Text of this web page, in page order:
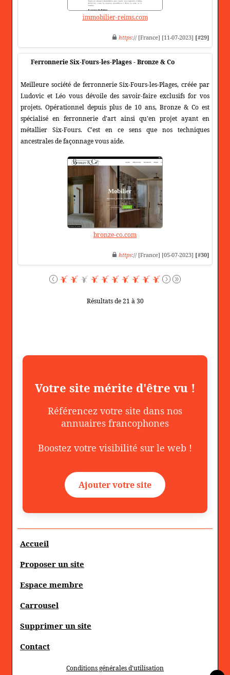
immobilier-reims.com
https:// [France] [11-07-2023] [#29]
Ferronnerie Six-Fours-les-Plages - Bronze & Co
Meilleure société de ferronnerie Six-Fours-les-Plages, créée par
Ludovic et Léo vous dévoile des savoir-faire exclusifs for vos
projets. Opérationnel depuis plus de 10 ans, Bronze & Co est
spécialisé en ferronnerie d'art ainsi qu'en projet ayant en
métallier Six-Fours. C'est en ce sens que nos techniques
ancestrales de façonnage vous aide.
bronze-co.com
https:// [France] [05-07-2023] [#30]
Résultats de 21 à 30
Votre site mérite d'être vu !
Référencez votre site dans nos
annuaires francophones
Boostez votre visibilité sur le web !
Ajouter votre site
Accueil
Proposer un site
Espace membre
Carrousel
Supprimer un site
Contact
Conditions générales d'utilisation